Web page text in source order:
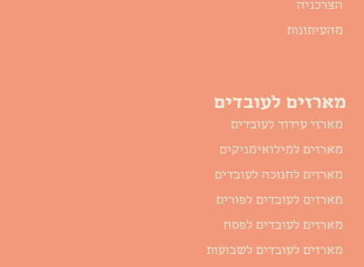
הצרכניה
מהעיתונות
מארזים לעובדים
מארזי עידוד לעובדים
מארזים למילואימניקים
מארזים לחנוכה לעובדים
מארזים לעובדים לפורים
מארזים לעובדים לפסח
מארזים לעובדים לשבועות